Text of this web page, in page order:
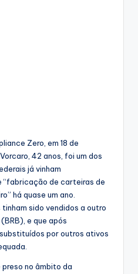
Zero, em 18 de
42 anos, foi um dos
já vinham
“fabricação de carteiras de
há quase um ano.
sido vendidos a outro
e que após
por outros ativos
preso no âmbito da